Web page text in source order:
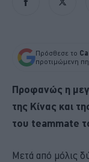
Πρόσθεσε το
προτιμώμενη
Προφανώς η
της Κίνας και
του teammate
Μετά από μόλις